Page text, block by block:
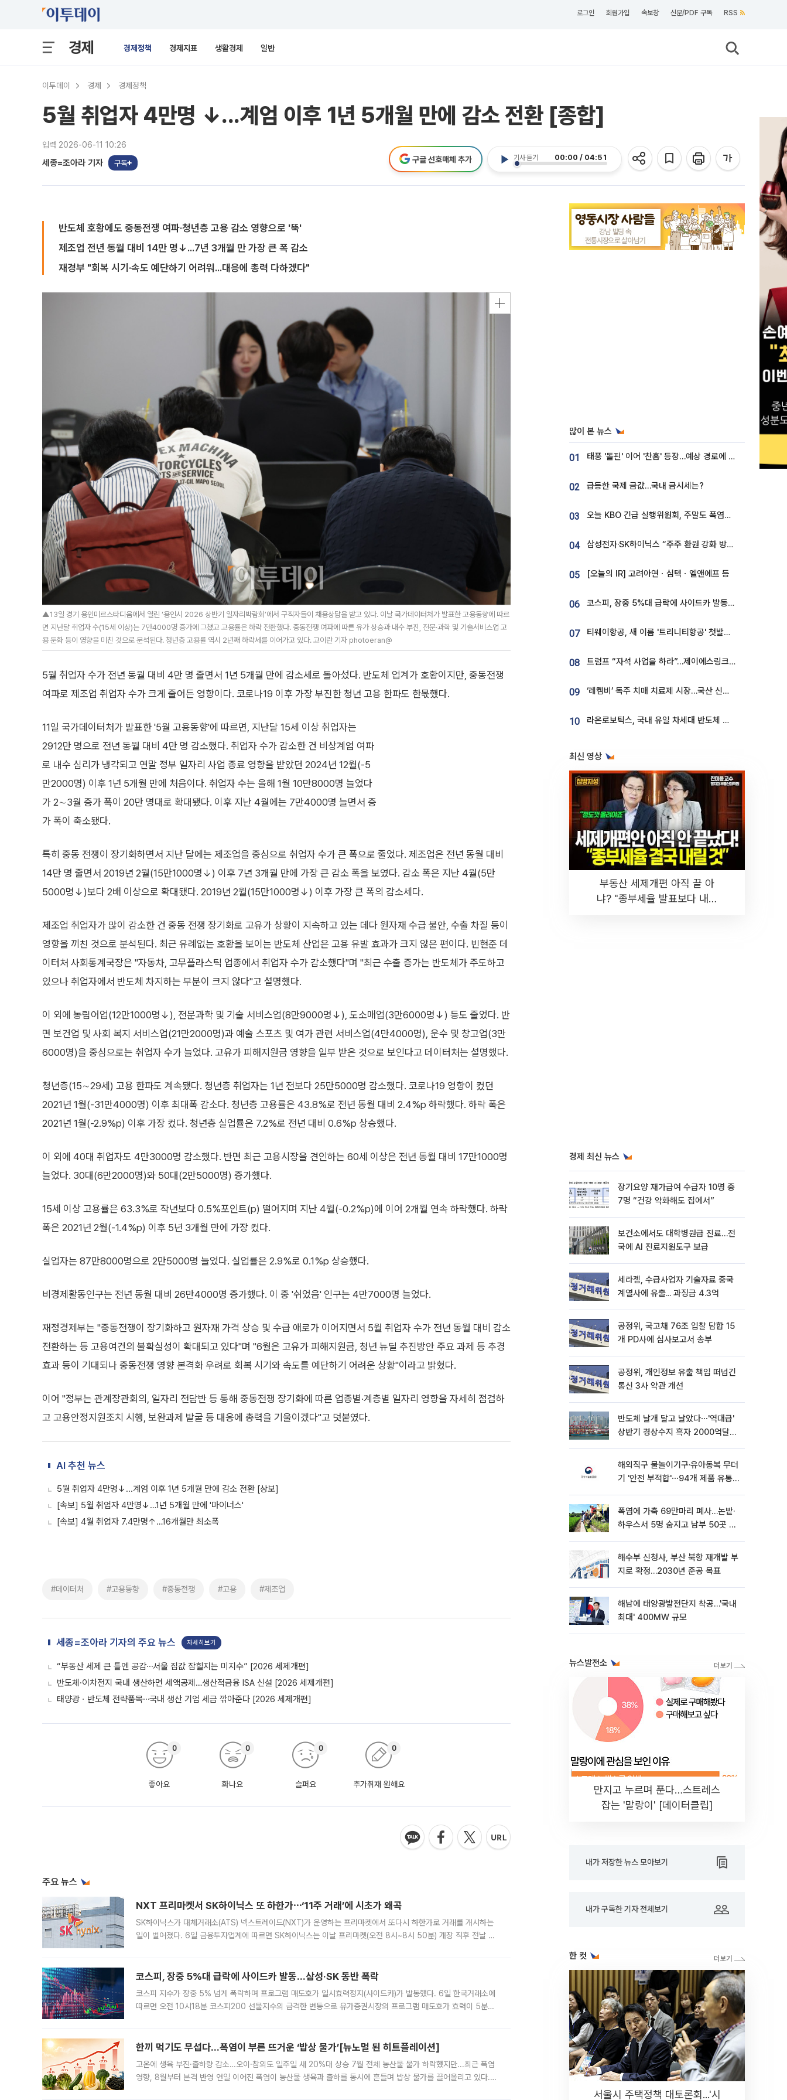
로그인 회원가입 속보창 신문/PDF 구독 RSS
경제 경제정책 경제지표 생활경제 일반
이투데이 경제 경제정책
5월 취업자 4만명 ↓...계엄 이후 1년 5개월 만에 감소 전환 [종합]
입력 2026-06-11 10:26
세종=조아라 기자 구독
기사 듣기 00:00 / 04:51
구글 선호매체 추가
반도체 호황에도 중동전쟁 여파·청년층 고용 감소 영향으로 '뚝'
제조업 전년 동월 대비 14만 명↓...7년 3개월 만 가장 큰 폭 감소
재경부 "회복 시기·속도 예단하기 어려워...대응에 총력 다하겠다"
▲13일 경기 용인미르스타디움에서 열린 ‘용인시 2026 상반기 일자리박람회’에서 구직자들이 채용상담을 받고 있다. 이날 국가데이터처가 발표한 고용동향에 따르
면 지난달 취업자 수(15세 이상)는 7만4000명 증가에 그쳤고 고용률은 하락 전환했다. 중동전쟁 여파에 따른 유가 상승과 내수 부진, 전문·과학 및 기술서비스업 고
용 둔화 등이 영향을 미친 것으로 분석된다. 청년층 고용률 역시 2년째 하락세를 이어가고 있다. 고이란 기자 photoeran@
5월 취업자 수가 전년 동월 대비 4만 명 줄면서 1년 5개월 만에 감소세로 돌아섰다. 반도체 업계가 호황이지만, 중동전쟁
여파로 제조업 취업자 수가 크게 줄어든 영향이다. 코로나19 이후 가장 부진한 청년 고용 한파도 한몫했다.
11일 국가데이터처가 발표한 '5월 고용동향'에 따르면, 지난달 15세 이상 취업자는
2912만 명으로 전년 동월 대비 4만 명 감소했다. 취업자 수가 감소한 건 비상계엄 여파
로 내수 심리가 냉각되고 연말 정부 일자리 사업 종료 영향을 받았던 2024년 12월(-5
만2000명) 이후 1년 5개월 만에 처음이다. 취업자 수는 올해 1월 10만8000명 늘었다
가 2∼3월 증가 폭이 20만 명대로 확대됐다. 이후 지난 4월에는 7만4000명 늘면서 증
가 폭이 축소됐다.
특히 중동 전쟁이 장기화하면서 지난 달에는 제조업을 중심으로 취업자 수가 큰 폭으로 줄었다. 제조업은 전년 동월 대비
14만 명 줄면서 2019년 2월(15만1000명↓) 이후 7년 3개월 만에 가장 큰 감소 폭을 보였다. 감소 폭은 지난 4월(5만
5000명↓)보다 2배 이상으로 확대됐다. 2019년 2월(15만1000명↓) 이후 가장 큰 폭의 감소세다.
제조업 취업자가 많이 감소한 건 중동 전쟁 장기화로 고유가 상황이 지속하고 있는 데다 원자재 수급 불안, 수출 차질 등이
영향을 끼친 것으로 분석된다. 최근 유례없는 호황을 보이는 반도체 산업은 고용 유발 효과가 크지 않은 편이다. 빈현준 데
이터처 사회통계국장은 "자동차, 고무플라스틱 업종에서 취업자 수가 감소했다"며 "최근 수출 증가는 반도체가 주도하고
있으나 취업자에서 반도체 차지하는 부분이 크지 않다"고 설명했다.
이 외에 농림어업(12만1000명↓), 전문과학 및 기술 서비스업(8만9000명↓), 도소매업(3만6000명↓) 등도 줄었다. 반
면 보건업 및 사회 복지 서비스업(21만2000명)과 예술 스포츠 및 여가 관련 서비스업(4만4000명), 운수 및 창고업(3만
6000명)을 중심으로는 취업자 수가 늘었다. 고유가 피해지원금 영향을 일부 받은 것으로 보인다고 데이터처는 설명했다.
청년층(15∼29세) 고용 한파도 계속됐다. 청년층 취업자는 1년 전보다 25만5000명 감소했다. 코로나19 영향이 컸던
2021년 1월(-31만4000명) 이후 최대폭 감소다. 청년층 고용률은 43.8%로 전년 동월 대비 2.4%p 하락했다. 하락 폭은
2021년 1월(-2.9%p) 이후 가장 컸다. 청년층 실업률은 7.2%로 전년 대비 0.6%p 상승했다.
이 외에 40대 취업자도 4만3000명 감소했다. 반면 최근 고용시장을 견인하는 60세 이상은 전년 동월 대비 17만1000명
늘었다. 30대(6만2000명)와 50대(2만5000명) 증가했다.
15세 이상 고용률은 63.3%로 작년보다 0.5%포인트(p) 떨어지며 지난 4월(-0.2%p)에 이어 2개월 연속 하락했다. 하락
폭은 2021년 2월(-1.4%p) 이후 5년 3개월 만에 가장 컸다.
실업자는 87만8000명으로 2만5000명 늘었다. 실업률은 2.9%로 0.1%p 상승했다.
비경제활동인구는 전년 동월 대비 26만4000명 증가했다. 이 중 '쉬었음' 인구는 4만7000명 늘었다.
재정경제부는 "중동전쟁이 장기화하고 원자재 가격 상승 및 수급 애로가 이어지면서 5월 취업자 수가 전년 동월 대비 감소
전환하는 등 고용여건의 불확실성이 확대되고 있다"며 "6월은 고유가 피해지원금, 청년 뉴딜 추진방안 주요 과제 등 추경
효과 등이 기대되나 중동전쟁 영향 본격화 우려로 회복 시기와 속도를 예단하기 어려운 상황"이라고 밝혔다.
이어 "정부는 관계장관회의, 일자리 전담반 등 통해 중동전쟁 장기화에 따른 업종별·계층별 일자리 영향을 자세히 점검하
고 고용안정지원조치 시행, 보완과제 발굴 등 대응에 총력을 기울이겠다"고 덧붙였다.
AI 추천 뉴스
5월 취업자 4만명↓...계엄 이후 1년 5개월 만에 감소 전환 [상보]
[속보] 5월 취업자 4만명↓…1년 5개월 만에 '마이너스'
[속보] 4월 취업자 7.4만명↑…16개월만 최소폭
#데이터처 #고용동향 #중동전쟁 #고용 #제조업
세종=조아라 기자의 주요 뉴스 자세히보기
“부동산 세제 큰 틀엔 공감⋯서울 집값 잡힐지는 미지수” [2026 세제개편]
반도체·이차전지 국내 생산하면 세액공제…생산적금융 ISA 신설 [2026 세제개편]
태양광ㆍ반도체 전략품목⋯국내 생산 기업 세금 깎아준다 [2026 세제개편]
좋아요
0
화나요
0
슬퍼요
0
추가취재 원해요
0
주요 뉴스
NXT 프리마켓서 SK하이닉스 또 하한가⋯‘11주 거래’에 시초가 왜곡
SK하이닉스가 대체거래소(ATS) 넥스트레이드(NXT)가 운영하는 프리마켓에서 또다시 하한가로 거래를 개시하는
일이 벌어졌다. 6일 금융투자업계에 따르면 SK하이닉스는 이날 프리마켓(오전 8시~8시 50분) 개장 직후 전날 정
코스피, 장중 5%대 급락에 사이드카 발동…삼성·SK 동반 폭락
코스피 지수가 장중 5% 넘게 폭락하며 프로그램 매도호가 일시효력정지(사이드카)가 발동했다. 6일 한국거래소에
따르면 오전 10시18분 코스피200 선물지수의 급격한 변동으로 유가증권시장의 프로그램 매도호가 효력이 5분간
한끼 먹기도 무섭다...폭염이 부른 뜨거운 ‘밥상 물가’[뉴노멀 된 히트플레이션]
고온에 생육 부진·출하량 감소…오이·참외도 일주일 새 20%대 상승 7월 전체 농산물 물가 하락했지만...최근 폭염
영향, 8월부터 본격 반영 연일 이어진 폭염이 농산물 생육과 출하를 동시에 흔들며 밥상 물가를 끌어올리고 있다.
많이 본 뉴스
01 태풍 '돌핀' 이어 '찬홈' 등장…예상 경로에 한국 '한숨'
02 급등한 국제 금값…국내 금시세는?
03 오늘 KBO 긴급 실행위원회, 주말도 폭염취소 될까
04 삼성전자·SK하이닉스 “주주 환원 강화 방안 마련”
05 [오늘의 IR] 고려아연ㆍ심텍ㆍ엘앤에프 등
06 코스피, 장중 5%대 급락에 사이드카 발동…삼성·SK 동반 폭락
07 티웨이항공, 새 이름 '트리니티항공' 첫발…SSC 전략 본격화
08 트럼프 “자석 사업을 하라”…제이에스링크, 비중국 영구자석 공급망 구축 속도
09 ‘레켐비’ 독주 치매 치료제 시장…국산 신약 등장하나
10 라온로보틱스, 국내 유일 차세대 반도체 공정 로봇 개발 ‘고객사 테스트 진행’
최신 영상
부동산 세제개편 아직 끝 아
냐? "종부세율 발표보다 내릴
경제 최신 뉴스
장기요양 재가급여 수급자 10명 중
7명 “건강 악화해도 집에서”
보건소에서도 대학병원급 진료…전
국에 AI 진료지원도구 보급
세라젬, 수급사업자 기술자료 중국
계열사에 유출... 과징금 4.3억
공정위, 국고채 76조 입찰 담합 15
개 PD사에 심사보고서 송부
공정위, 개인정보 유출 책임 떠넘긴
통신 3사 약관 개선
반도체 날개 달고 날았다⋯'역대급'
상반기 경상수지 흑자 2000억달러
해외직구 물놀이기구·유아동복 무더
기 '안전 부적합'⋯94개 제품 유통
폭염에 가축 69만마리 폐사…논밭·
하우스서 5명 숨지고 남부 50곳 가
해수부 신청사, 부산 북항 재개발 부
지로 확정…2030년 준공 목표
해남에 태양광발전단지 착공…'국내
최대' 400MW 규모
뉴스발전소
만지고 누르며 푼다…스트레스
잡는 '말랑이' [데이터클립]
내가 저장한 뉴스 모아보기
내가 구독한 기자 전체보기
한 컷
서울시 주택정책 대토론회...'시